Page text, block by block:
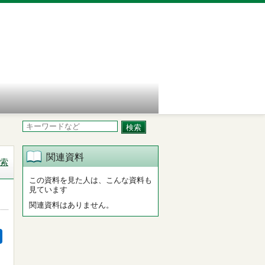
関連資料
この資料を見た人は、こんな資料も
見ています
関連資料はありません。